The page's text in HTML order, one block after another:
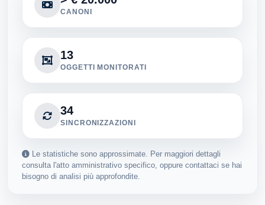
CANONI
13
OGGETTI MONITORATI
34
SINCRONIZZAZIONI
Le statistiche sono approssimate. Per maggiori dettagli
consulta l'atto amministrativo specifico, oppure contattaci se hai
bisogno di analisi più approfondite.